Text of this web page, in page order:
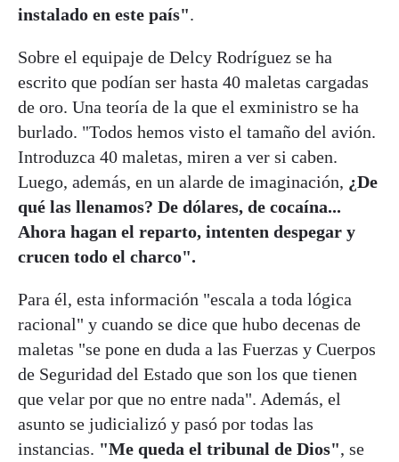
instalado en este país".
Sobre el equipaje de Delcy Rodríguez se ha
escrito que podían ser hasta 40 maletas cargadas
de oro. Una teoría de la que el exministro se ha
burlado. "Todos hemos visto el tamaño del avión.
Introduzca 40 maletas, miren a ver si caben.
Luego, además, en un alarde de imaginación, ¿De
qué las llenamos? De dólares, de cocaína...
Ahora hagan el reparto, intenten despegar y
crucen todo el charco".
Para él, esta información "escala a toda lógica
racional" y cuando se dice que hubo decenas de
maletas "se pone en duda a las Fuerzas y Cuerpos
de Seguridad del Estado que son los que tienen
que velar por que no entre nada". Además, el
asunto se judicializó y pasó por todas las
instancias. "Me queda el tribunal de Dios", se